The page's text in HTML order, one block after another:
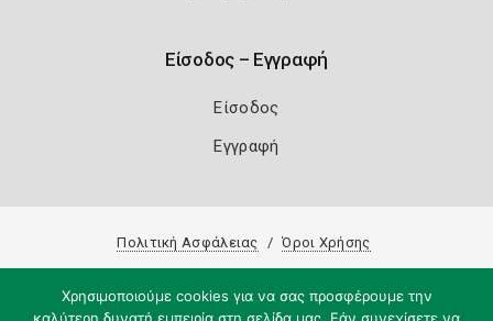
Είσοδος – Εγγραφή
Είσοδος
Εγγραφή
Πολιτική Ασφάλειας Όροι Χρήσης
Χρησιμοποιούμε cookies για να σας προσφέρουμε την